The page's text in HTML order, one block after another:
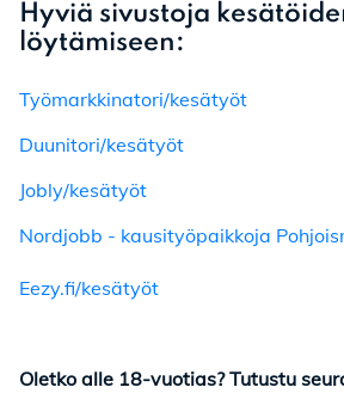
Hyviä sivustoja
löytämiseen:
Työmarkkinatori/kesätyöt
Duunitori/kesätyöt
Jobly/kesätyöt
Nordjobb - kausityöpaikkoja
Eezy.fi/kesätyöt
Oletko alle 18-vuotias? Tutustu